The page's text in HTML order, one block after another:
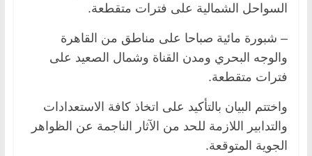
السواحل الشمالية على فترات متقطعة.
– شبورة مائية صباحا على مناطق من القاهرة
والوجه البحري ومدن القناة وشمال الصعيد على
فترات متقطعة.
واختتم البيان بالتأكيد على اتخاذ كافة الاستعدادات
والتدابير اللازمة للحد من الآثار الناجمة عن الظواهر
الجوية المتوقعة.